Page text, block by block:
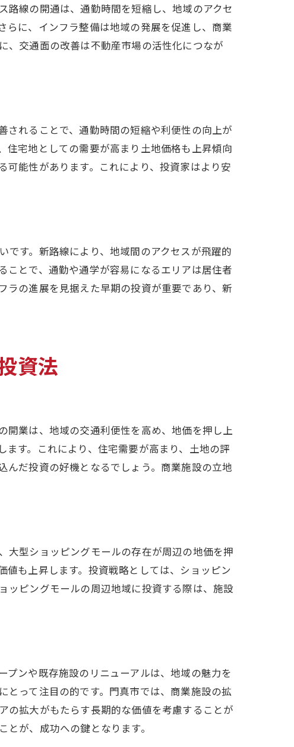
す
とは
路線の開通は、通勤時間を短縮し、地域のアクセ
らに、インフラ整備は地域の発展を促進し、商業
、交通面の改善は不動産市場の活性化につなが
されることで、通勤時間の短縮や利便性の向上が
宅地としての需要が高まり土地価格も上昇傾向
能性があります。これにより、投資家はより安
す。新路線により、地域間のアクセスが飛躍的
ことで、通勤や通学が容易になるエリアは居住者
ラの進展を見据えた早期の投資が重要であり、新
資法
開業は、地域の交通利便性を高め、地価を押し上
す。これにより、住宅需要が高まり、土地の評
だ投資の好機となるでしょう。商業施設の立地
大型ショッピングモールの存在が周辺の地価を押
も上昇します。投資戦略としては、ショッピン
ッピングモールの周辺地域に投資する際は、施設
ンや既存施設のリニューアルは、地域の魅力を
って注目の的です。門真市では、商業施設の拡
の拡大がもたらす長期的な価値を考慮することが
が、成功への鍵となります。